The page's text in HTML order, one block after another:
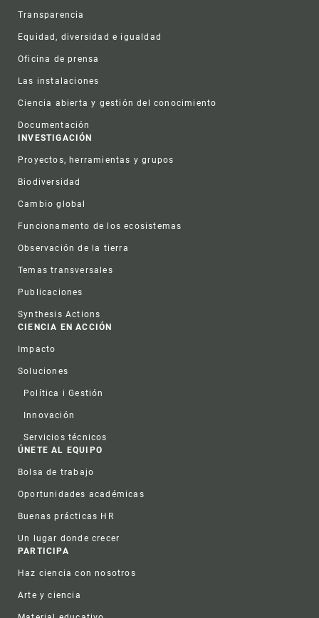
Transparencia
Equidad, diversidad e igualdad
Oficina de prensa
Las instalaciones
Ciencia abierta y gestión del conocimiento
Documentación
INVESTIGACIÓN
Proyectos, herramientas y grupos
Biodiversidad
Cambio global
Funcionamento de los ecosistemas
Observación de la tierra
Temas transversales
Publicaciones
Synthesis Actions
CIENCIA EN ACCIÓN
Impacto
Soluciones
Política i Gestión
Innovación
Servicios técnicos
ÚNETE AL EQUIPO
Bolsa de trabajo
Oportunidades académicas
Buenas prácticas HR
Un lugar donde crecer
PARTICIPA
Haz ciencia con nosotros
Arte y ciencia